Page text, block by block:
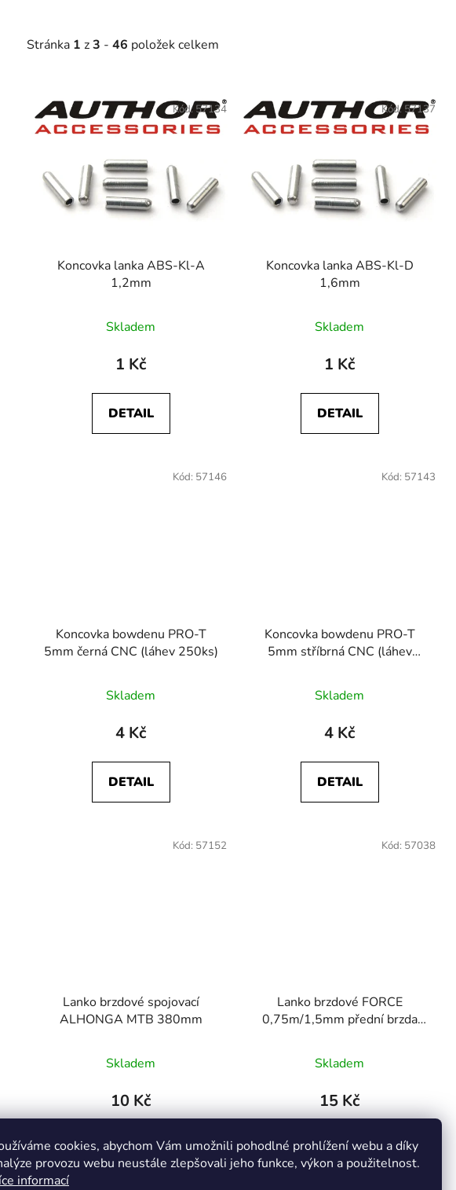
cookies, abychom Vám umožnili pohodlné prohlížení webu a díky
provozu webu neustále zlepšovali jeho funkce, výkon a použitelnost.
informací
Stránka 1 z3 - 46 položek celkem
ý
p
Koncovka lanka ABS-Kl-A
1,2mm
Skladem
1 Kč
DETAIL
Kód:57134
Koncovka lanka ABS-Kl-D
1,6mm
Skladem
1 Kč
DETAIL
Kód:57137
Koncovka bowdenu PRO-T
5mm černá CNC (láhev 250ks)
Skladem
4 Kč
DETAIL
Kód: 57146
Koncovka bowdenu PRO-T
5mm stříbrná CNC (láhev
Skladem
4 Kč
DETAIL
Kód: 57143
Lanko brzdové spojovací
ALHONGA MTB 380mm
Skladem
10 Kč
DETAIL
Kód: 57152
Lanko brzdové FORCE
0,75m/1,5mm přední brzda
Skladem
15 Kč
DETAIL
Kód: 57038